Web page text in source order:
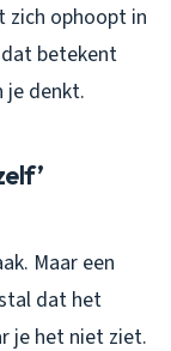
zich ophoopt in
betekent
je denkt.
Maar een
dat het
je het niet ziet.